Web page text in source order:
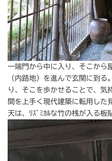
一端門から中に入り、そこから
（内路地）を進んで玄関に到
り、そこを歩かせることで、気
間を上手く現代建築に転用した
天は、ﾘｽﾞﾐｶﾙな竹の桟が入る板